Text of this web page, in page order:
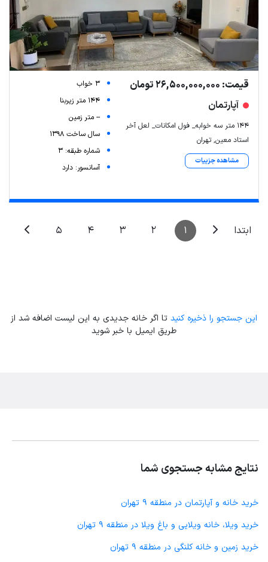
| Map data ©ariamarz.com
قیمت: 26,500,000,000 تومان
آپارتمان
۱۴۴ متر سه خوابه_ فول امکانات_ لعل آخر
استاد معین, تهران
مشاهده جزییات
3 خواب
144 متر زیربنا
-- متر زمین
سال ساخت 1398
شماره طبقه: 3
آسانسور: دارد
ابتدا 1
2
3
4
5
این جستجو را ذخیره کنید تا اگر خانه جدیدی به این لیست اضافه شد از
طریق ایمیل با خبر شوید
نتایج مشابه جستجوی شما
خرید خانه و آپارتمان در منطقه 9 تهران
خرید ویلا، خانه ویلایی و باغ ویلا در منطقه 9 تهران
خرید زمین و خانه کلنگی در منطقه 9 تهران